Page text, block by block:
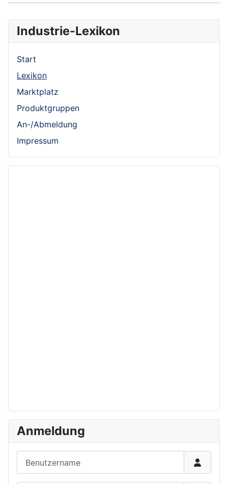
Industrie-Lexikon
Start
Lexikon
Marktplatz
Produktgruppen
An-/Abmeldung
Impressum
Anmeldung